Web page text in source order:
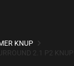
KNUP
2.1 P2